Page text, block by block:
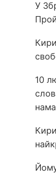
У
10